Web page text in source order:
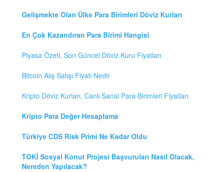
Gelişmekte Olan Ülke Para Birimleri Döviz Kurları
En Çok Kazandıran Para Birimi Hangisi
Piyasa Özeti, Son Güncel Döviz Kuru Fiyatları
Bitcoin Alış Satışı Fiyatı Nedir
Kripto Döviz Kurları, Canlı Sanal Para Birimleri Fiyatları
Kripto Para Değer Hesaplama
Türkiye CDS Risk Primi Ne Kadar Oldu
TOKİ Sosyal Konut Projesi Başvuruları Nasıl Olacak,
Nereden Yapılacak?